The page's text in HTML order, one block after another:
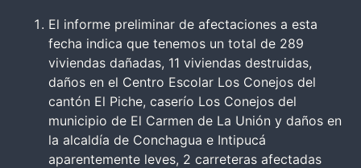
El informe preliminar de afectaciones a esta
fecha indica que tenemos un total de 289
viviendas dañadas, 11 viviendas destruidas,
daños en el Centro Escolar Los Conejos del
cantón El Piche, caserío Los Conejos del
municipio de El Carmen de La Unión y daños en
la alcaldía de Conchagua e Intipucá
aparentemente leves, 2 carreteras afectadas